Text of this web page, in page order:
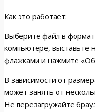
Как это работает:
Выберите файл в
компьютере, выставьте
флажками и нажмите
В зависимости от
может занять от
Не перезагружайте